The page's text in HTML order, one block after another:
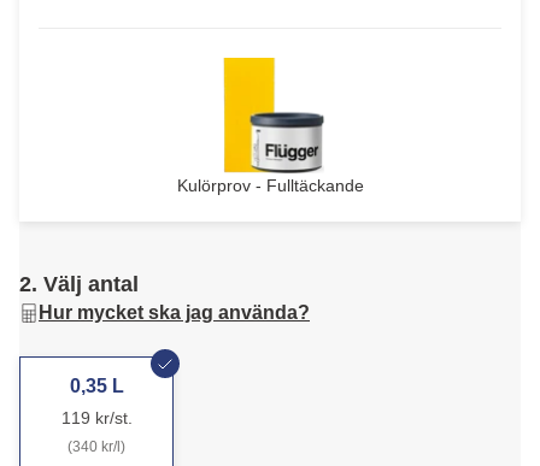
Kulörprov - Fulltäckande
2. Välj antal
Hur mycket ska jag använda?
0,35 L
119 kr/st.
(340 kr/l)